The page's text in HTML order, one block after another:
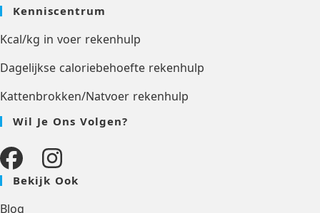
Kenniscentrum
Kcal/kg in voer rekenhulp
Dagelijkse caloriebehoefte rekenhulp
Kattenbrokken/Natvoer rekenhulp
Wil Je Ons Volgen?
Bekijk Ook
Blog